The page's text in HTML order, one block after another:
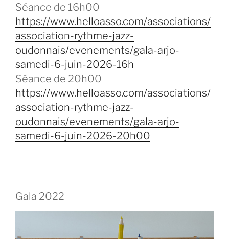
Séance de 16h00
https://www.helloasso.com/associations/
association-rythme-jazz-
oudonnais/evenements/gala-arjo-
samedi-6-juin-2026-16h
Séance de 20h00
https://www.helloasso.com/associations/
association-rythme-jazz-
oudonnais/evenements/gala-arjo-
samedi-6-juin-2026-20h00
Gala 2022